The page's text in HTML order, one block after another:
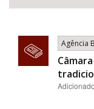
Agência